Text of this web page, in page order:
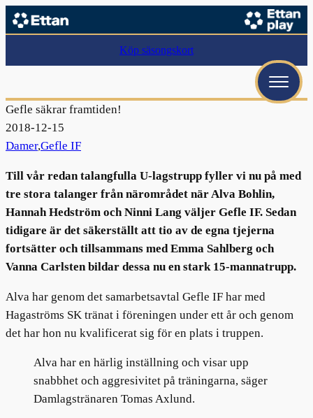
Köp säsongskort
Gefle säkrar framtiden!
2018-12-15
Damer,Gefle IF
Till vår redan talangfulla U-lagstrupp fyller vi nu på med
tre stora talanger från närområdet när Alva Bohlin,
Hannah Hedström och Ninni Lang väljer Gefle IF. Sedan
tidigare är det säkerställt att tio av de egna tjejerna
fortsätter och tillsammans med Emma Sahlberg och
Vanna Carlsten bildar dessa nu en stark 15-mannatrupp.
Alva har genom det samarbetsavtal Gefle IF har med
Hagaströms SK tränat i föreningen under ett år och genom
det har hon nu kvalificerat sig för en plats i truppen.
Alva har en härlig inställning och visar upp
snabbhet och aggresivitet på träningarna, säger
Damlagstränaren Tomas Axlund.